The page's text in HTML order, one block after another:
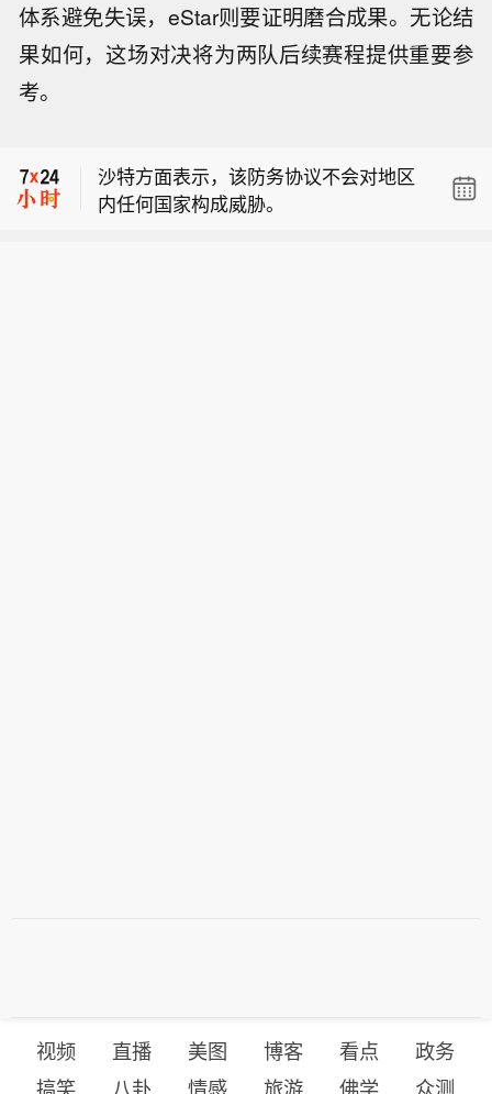
体系避免失误，eStar则要证明磨合成果。无论结
果如何，这场对决将为两队后续赛程提供重要参
考。
实，专门针对本迪布焦病毒的疫苗仍是
首选方案。
沙特方面表示，该防务协议不会对地区
内任何国家构成威胁。
视频 直播 美图 博客 看点
政务
搞笑
八卦 情感 旅游 佛学 众测